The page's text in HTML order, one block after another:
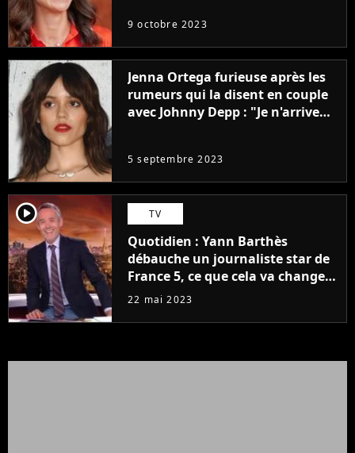
9 octobre 2023
Jenna Ortega furieuse après les
rumeurs qui la disent en couple
avec Johnny Depp : "Je n'arrive
5 septembre 2023
player2 TV
Quotidien : Yann Barthès
débauche un journaliste star de
France 5, ce que cela va changer
à la rentrée
22 mai 2023